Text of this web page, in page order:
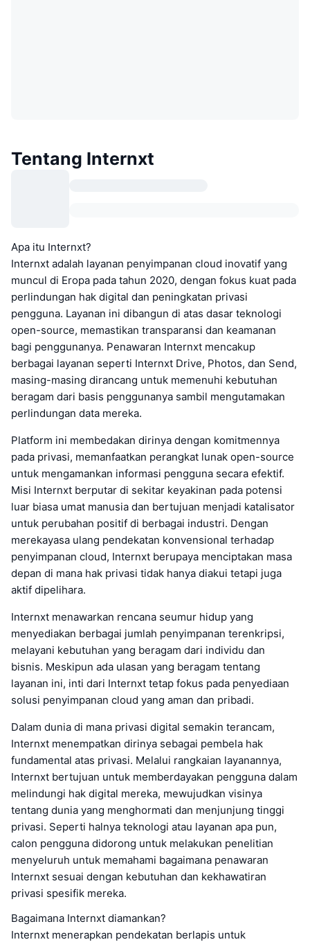
Tentang Internxt
Apa itu Internxt?
Internxt adalah layanan penyimpanan cloud inovatif yang
muncul di Eropa pada tahun 2020, dengan fokus kuat pada
perlindungan hak digital dan peningkatan privasi
pengguna. Layanan ini dibangun di atas dasar teknologi
open-source, memastikan transparansi dan keamanan
bagi penggunanya. Penawaran Internxt mencakup
berbagai layanan seperti Internxt Drive, Photos, dan Send,
masing-masing dirancang untuk memenuhi kebutuhan
beragam dari basis penggunanya sambil mengutamakan
perlindungan data mereka.
Platform ini membedakan dirinya dengan komitmennya
pada privasi, memanfaatkan perangkat lunak open-source
untuk mengamankan informasi pengguna secara efektif.
Misi Internxt berputar di sekitar keyakinan pada potensi
luar biasa umat manusia dan bertujuan menjadi katalisator
untuk perubahan positif di berbagai industri. Dengan
merekayasa ulang pendekatan konvensional terhadap
penyimpanan cloud, Internxt berupaya menciptakan masa
depan di mana hak privasi tidak hanya diakui tetapi juga
aktif dipelihara.
Internxt menawarkan rencana seumur hidup yang
menyediakan berbagai jumlah penyimpanan terenkripsi,
melayani kebutuhan yang beragam dari individu dan
bisnis. Meskipun ada ulasan yang beragam tentang
layanan ini, inti dari Internxt tetap fokus pada penyediaan
solusi penyimpanan cloud yang aman dan pribadi.
Dalam dunia di mana privasi digital semakin terancam,
Internxt menempatkan dirinya sebagai pembela hak
fundamental atas privasi. Melalui rangkaian layanannya,
Internxt bertujuan untuk memberdayakan pengguna dalam
melindungi hak digital mereka, mewujudkan visinya
tentang dunia yang menghormati dan menjunjung tinggi
privasi. Seperti halnya teknologi atau layanan apa pun,
calon pengguna didorong untuk melakukan penelitian
menyeluruh untuk memahami bagaimana penawaran
Internxt sesuai dengan kebutuhan dan kekhawatiran
privasi spesifik mereka.
Bagaimana Internxt diamankan?
Internxt menerapkan pendekatan berlapis untuk